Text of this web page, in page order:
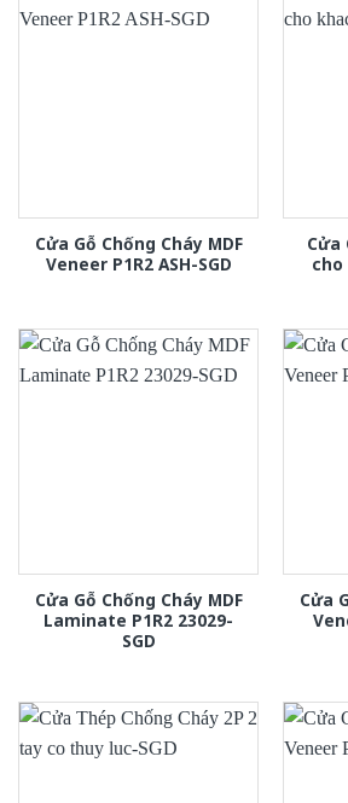
Cửa Gỗ Chống Cháy MDF
Veneer P1R2 ASH-SGD
Cửa
cho
Cửa Gỗ Chống Cháy MDF
Laminate P1R2 23029-
SGD
Cửa